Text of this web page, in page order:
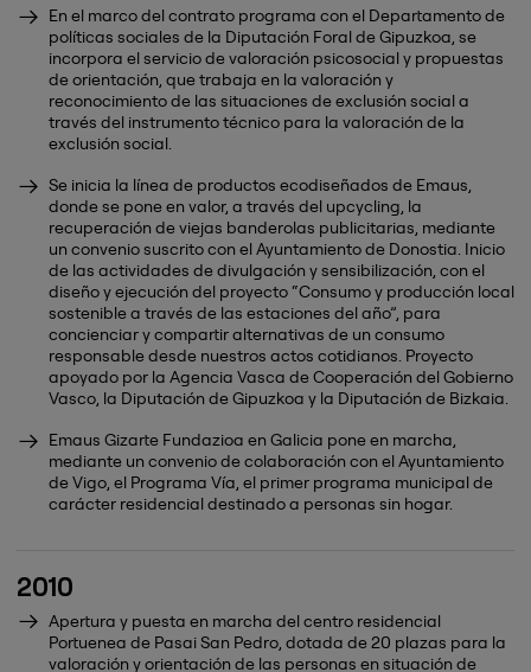
En el marco del contrato programa con el Departamento de
políticas sociales de la Diputación Foral de Gipuzkoa, se
incorpora el servicio de valoración psicosocial y propuestas
de orientación, que trabaja en la valoración y
reconocimiento de las situaciones de exclusión social a
través del instrumento técnico para la valoración de la
exclusión social.
Se inicia la línea de productos ecodiseñados de Emaus,
donde se pone en valor, a través del upcycling, la
recuperación de viejas banderolas publicitarias, mediante
un convenio suscrito con el Ayuntamiento de Donostia. Inicio
de las actividades de divulgación y sensibilización, con el
diseño y ejecución del proyecto “Consumo y producción local
sostenible a través de las estaciones del año”, para
concienciar y compartir alternativas de un consumo
responsable desde nuestros actos cotidianos. Proyecto
apoyado por la Agencia Vasca de Cooperación del Gobierno
Vasco, la Diputación de Gipuzkoa y la Diputación de Bizkaia.
Emaus Gizarte Fundazioa en Galicia pone en marcha,
mediante un convenio de colaboración con el Ayuntamiento
de Vigo, el Programa Vía, el primer programa municipal de
carácter residencial destinado a personas sin hogar.
2010
Apertura y puesta en marcha del centro residencial
Portuenea de Pasai San Pedro, dotada de 20 plazas para la
valoración y orientación de las personas en situación de